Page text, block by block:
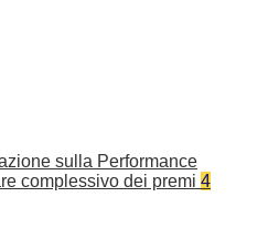
sulla Performance
complessivo dei premi 4